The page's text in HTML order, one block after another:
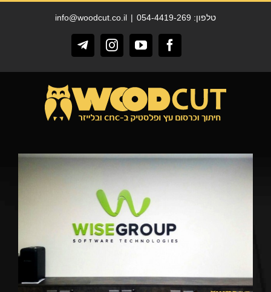
טלפון: 054-4419-269 |
info@woodcut.co.il
Facebook
YouTube
Instagram
Telegram
View